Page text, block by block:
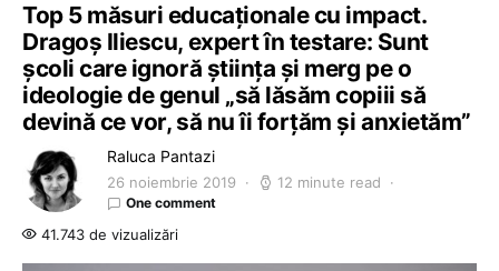
Top 5 măsuri educaționale cu impact.
Dragoș Iliescu, expert în testare: Sunt
școli care ignoră știința și merg pe o
ideologie de genul „să lăsăm copiii să
devină ce vor, să nu îi forțăm și anxietăm”
Raluca Pantazi
26 noiembrie 2019 12 minute read
One comment
41.743 de vizualizări